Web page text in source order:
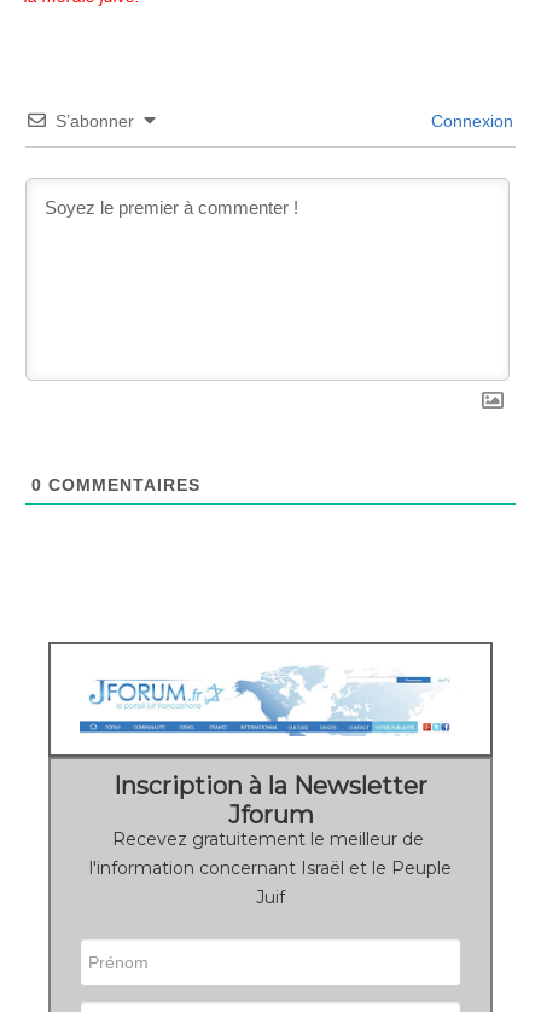
S’abonner Connexion
0 COMMENTAIRES
Inscription à la Newsletter
Jforum
Recevez gratuitement le meilleur de
l'information concernant Israël et le Peuple
Juif